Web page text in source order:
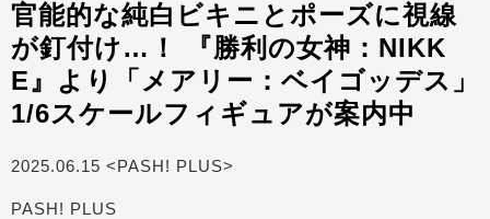
官能的な純白ビキニとポーズに視線
が釘付け…！ 『勝利の女神：NIKK
E』より「メアリー：ベイゴッデス」
1/6スケールフィギュアが案内中
2025.06.15 <PASH! PLUS>
PASH! PLUS